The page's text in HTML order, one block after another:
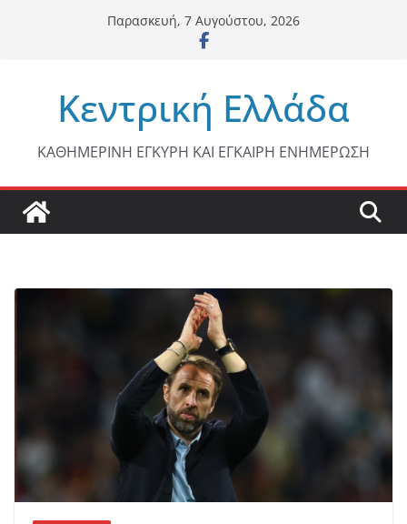
Παρασκευή, 7 Αυγούστου, 2026
Κεντρική Ελλάδα
ΚΑΘΗΜΕΡΙΝΗ ΕΓΚΥΡΗ ΚΑΙ ΕΓΚΑΙΡΗ ΕΝΗΜΕΡΩΣΗ